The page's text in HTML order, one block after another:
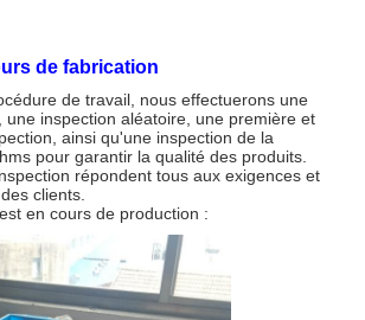
de fabrication
de travail, nous effectuerons une
une inspection aléatoire, une première et
ainsi qu'une inspection de la
pour garantir la qualité des produits.
répondent tous aux exigences et
clients.
en cours de production :